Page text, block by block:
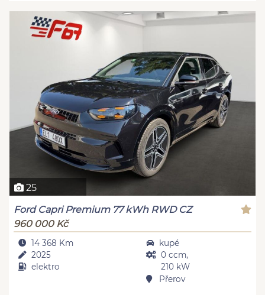
25
Ford Capri Premium 77 kWh RWD CZ
960 000 Kč
14 368 Km
2025
elektro
kupé
0 ccm,
210 kW
Přerov